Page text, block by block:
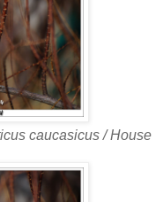
caucasicus / House